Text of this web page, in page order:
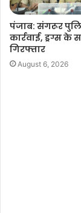
पंजाब: संगरूर
कार्रवाई, ड्रग्स के
गिरफ्तार
August 6, 2026